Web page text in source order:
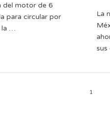
del motor de 6
para circular por
la …
La
sus
1